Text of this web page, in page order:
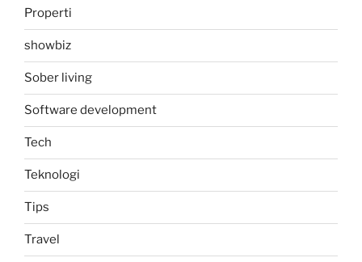
Properti
showbiz
Sober living
Software development
Tech
Teknologi
Tips
Travel